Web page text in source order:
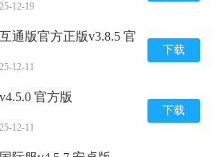
12-19
通版官方正版v3.8.5 官
12-11
下载
官方版
12-11
下载